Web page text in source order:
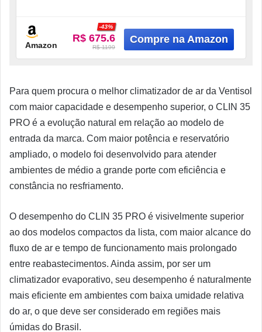
Reservatório de 35
Amazon
R$ 675.6
-43%
R$ 1199
Para quem procura o melhor climatizador de ar da Ventisol
com maior capacidade e desempenho superior, o CLIN 35
PRO é a evolução natural em relação ao modelo de
entrada da marca. Com maior potência e reservatório
ampliado, o modelo foi desenvolvido para atender
ambientes de médio a grande porte com eficiência e
constância no resfriamento.
O desempenho do CLIN 35 PRO é visivelmente superior
ao dos modelos compactos da lista, com maior alcance do
fluxo de ar e tempo de funcionamento mais prolongado
entre reabastecimentos. Ainda assim, por ser um
climatizador evaporativo, seu desempenho é naturalmente
mais eficiente em ambientes com baixa umidade relativa
do ar, o que deve ser considerado em regiões mais
úmidas do Brasil.